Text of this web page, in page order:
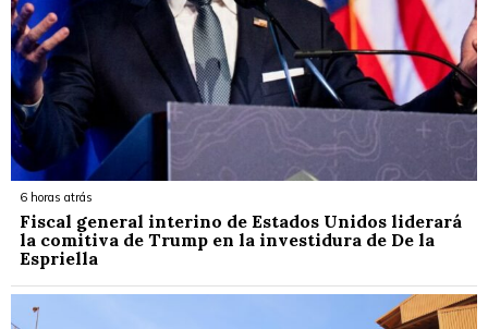
6 horas atrás
Fiscal general interino de Estados Unidos liderará
la comitiva de Trump en la investidura de De la
Espriella